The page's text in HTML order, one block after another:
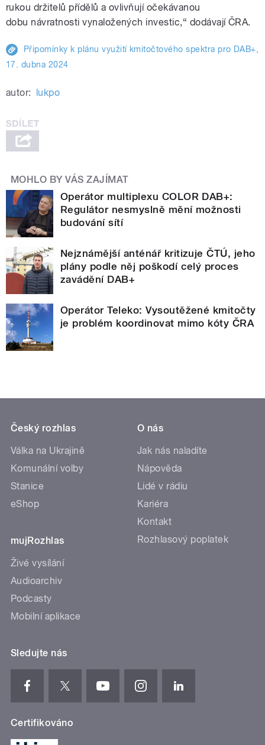
rukou držitelů přídělů a ovlivňují očekávanou
dobu návratnosti vynaložených investic,“ dodávají ČRA.
Připomínky k plánu využití kmitočtového spektra pro DAB+,
17. dubna 2024
autor: lukpo
MOHLO BY VÁS ZAJÍMAT
Operátor multiplexu COLOR DAB+:
Regulátor nesmyslně mění možnosti
budování sítí
Nejznámější anténář kritizuje ČTÚ, jeho
plány podle něj poškodí celý proces
zavádění DAB+
Operátor Teleko: Vysoutěžené kmitočty
je problém koordinovat mimo kóty ČRA
Český rozhlas
Válka na Ukrajině
Komunální volby
Stanice
eShop
mujRozhlas
Živé vysílání
Audioarchiv
Podcasty
Mobilní aplikace
O nás
Jak nás naladíte
Nápověda
Lidé v rádiu
Kariéra
Kontakt
Rozhlasový poplatek
Sledujte nás
Certifikováno